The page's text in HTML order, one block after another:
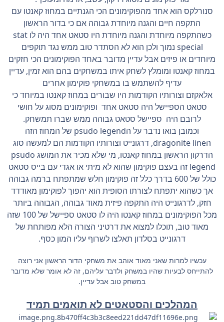
סנורלקס הוא אחד מהפוקימונים הכי הגנתיים במחוז קאנטו עם
התקפה חיים והגנה מיוחדת גבוהה אם כי בדור הראשון
כשהתקפה מיוחדת והגנה מיוחדת היו סטאט אחד היה לו stat
special נמוך ולכן הוא לא הסתדר טוב ממש נגד תוקפים
מיוחדים או פיזים אבל עדיין מדובר באחד הפוקימונים הכי חזקים
במחוז קאנטו ומומלץ לשחק איתו במשחקים בהם הוא זמין, עדיין
עדיף להשתמש בו במשחקי פוקימון אחרים
אלאקזם וצורותיו הקודמות היו שבורים במחוז קאנטו במיוחד כי
סטאט הספיישל היה סטאט אחד ופוקימונים מסוג על חושי
לרובם היה ספיישל סטאט גבוהה ממש שברו תמשחק.
וכמובן בואו נדבר על הpsudo legend של המחוז הזה
הdragonite line, דרגונייט וצורותיו הקודמות הם למעשה סוג
הדרקון הראשון במחוז קאנטו, מי שלא מכיר את המושג psudo
legend זה בעצם פוקימון שהוא לא מיתי או אגדי עם בייס סטאט
כולל של 600 בדרך כלל זה פוקימון חלש שמתפתח ברמה גבוהה
אך כשהוא יתפתח לצורתו הסופית הוא יהפוך לפוקימון מאודדד
חזק, לדרגונייט היה התקפה פיזית מאוד גבוהה, הגבוהה ביותר
מכל הפוקימונים במחוז קאנטו היה לו סטאט ספיישל של 100 שזה
מאוד טוב, תוכלו למצוא את דרטיני הצורה הלא מפותחת של
דרגונייט בסלדון תאלצו לשרוף עליו המון כסף.
עכשיו למרות שאני מאוד אוהב את משחקי הדור הראשון אני רוצה
להתייחס לבעיות שהיו במשחק ולדבר עליהם, זה לא אומר שלא מדובר
במשחק טוב אבל עדיין.
המהלכים והסטאטים לא תואמים תמיד